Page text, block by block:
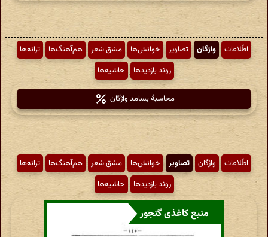
اطّلاعات واژگان تصاویر خوانش‌ها مشق شعر هم‌آهنگ‌ها
ترانه‌ها
روند بازدیدها
حاشیه‌ها
محاسبهٔ بسامد واژگان
اطّلاعات واژگان تصاویر خوانش‌ها مشق شعر هم‌آهنگ‌ها
ترانه‌ها
روند بازدیدها
حاشیه‌ها
منبع کاغذی گنجور